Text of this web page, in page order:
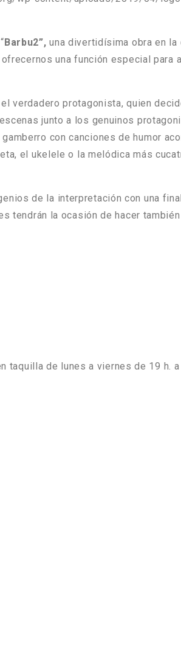
“Barbu2”, una divertidísima obra en la
una función especial para
verdadero protagonista, quien
junto a los genuinos
con canciones de humor
el ukelele o la melódica más
de la interpretación con una
tendrán la ocasión de hacer
taquilla de lunes a viernes de 19 h. a